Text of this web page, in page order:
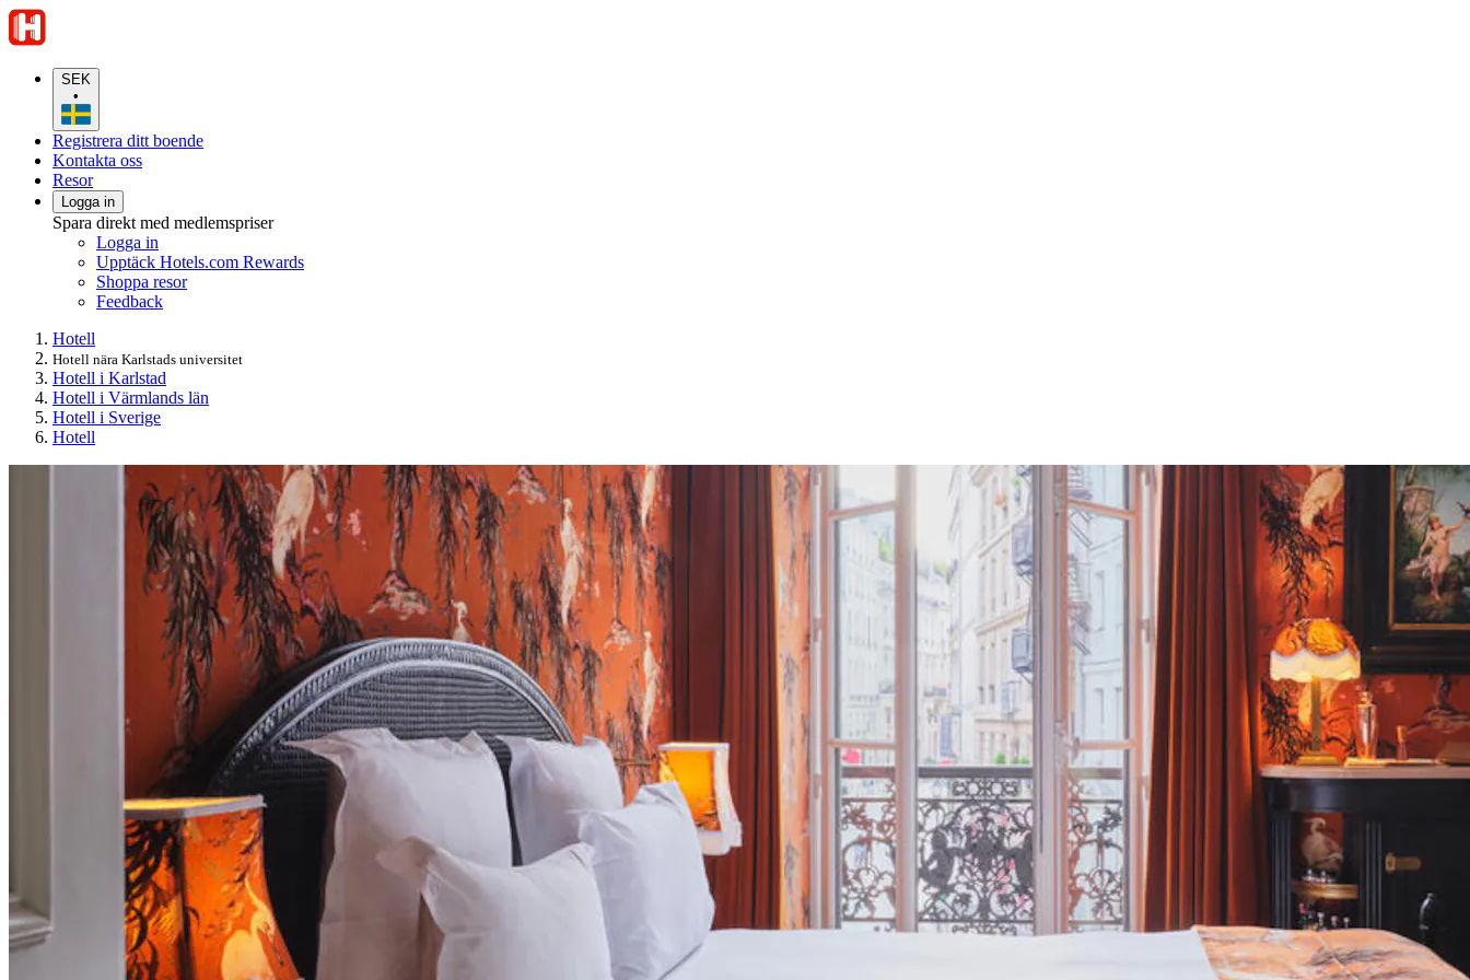
SEK
•
Registrera ditt boende
Kontakta oss
Resor
Logga in
Spara direkt med medlemspriser
Logga in
Upptäck Hotels.com Rewards
Shoppa resor
Feedback
Hotell
Hotell nära Karlstads universitet
Hotell i Karlstad
Hotell i Värmlands län
Hotell i Sverige
Hotell